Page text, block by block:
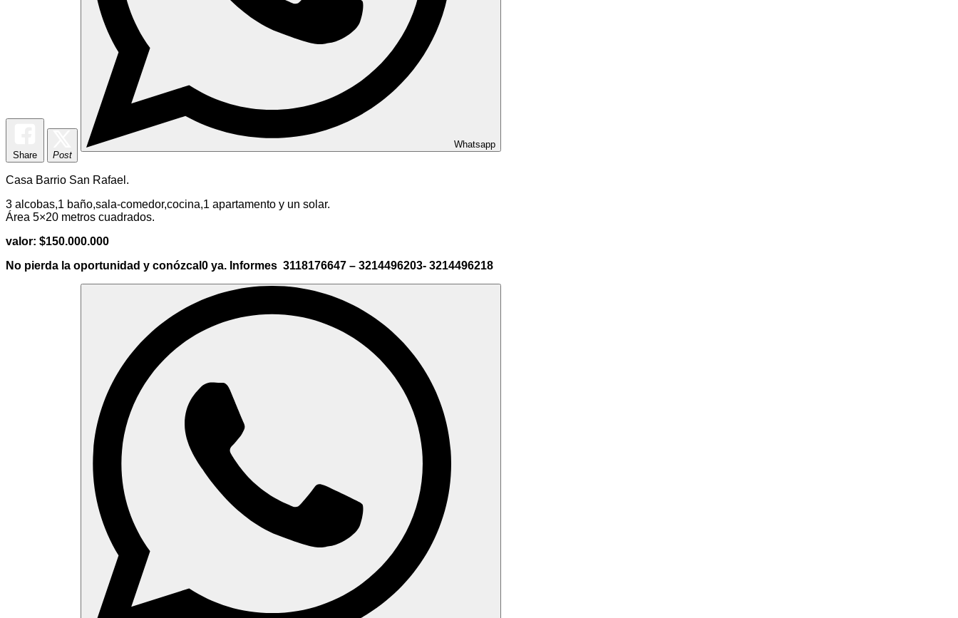
Share Post
Whatsapp
Casa Barrio San Rafael.
3 alcobas,1 baño,sala-comedor,cocina,1 apartamento y un solar.
Área 5×20 metros cuadrados.
valor: $150.000.000
No pierda la oportunidad y conózcal0 ya. Informes 3118176647 – 3214496203- 3214496218